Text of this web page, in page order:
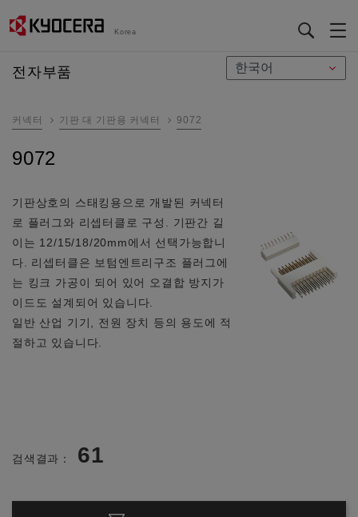
Korea
전자부품
커넥터 기판 대 기판용 커넥터 9072
9072
기판상호의 스태킹용으로 개발된 커넥터
로 플러그와 리셉터클로 구성. 기판간 길
이는 12/15/18/20mm에서 선택가능합니
다. 리셉터클은 보텀엔트리구조 플러그에
는 킹크 가공이 되어 있어 오결합 방지가
이드도 설계되어 있습니다.
일반 산업 기기, 전원 장치 등의 용도에 적
절하고 있습니다.
검색결과： 61